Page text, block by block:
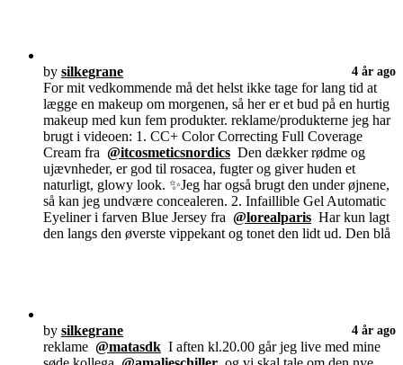
by silkegrane 4 år ago
For mit vedkommende må det helst ikke tage for lang tid at
lægge en makeup om morgenen, så her er et bud på en hurtig
makeup med kun fem produkter. reklame/produkterne jeg har
brugt i videoen: 1. CC+ Color Correcting Full Coverage
Cream fra @itcosmeticsnordics Den dækker rødme og
ujævnheder, er god til rosacea, fugter og giver huden et
naturligt, glowy look. ✨Jeg har også brugt den under øjnene,
så kan jeg undvære concealeren. 2. Infaillible Gel Automatic
Eyeliner i farven Blue Jersey fra @lorealparis Har kun lagt
den langs den øverste vippekant og tonet den lidt ud. Den blå
by silkegrane 4 år ago
reklame @matasdk I aften kl.20.00 går jeg live med mine